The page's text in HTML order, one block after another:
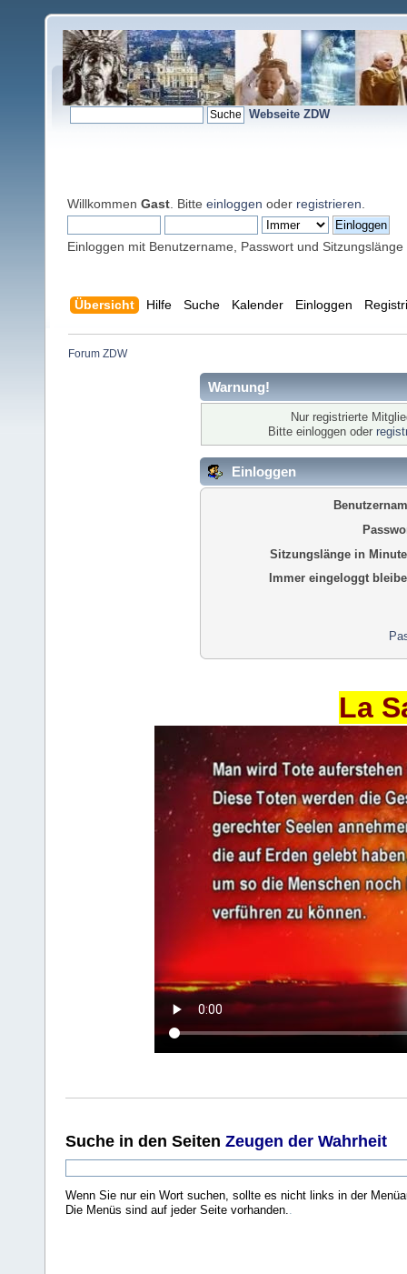
Webseite ZDW
Willkommen Gast . Bitte einloggen oder registrieren
Einloggen mit Benutzername, Passwort und Sitzungslänge
Übersicht Hilfe Suche Kalender Einloggen
Forum ZDW
Warnung!
Nur registrierte
Bitte einloggen oder
Einloggen
Sitzungslänge in
Immer eingeloggt
La
Suche in den Seiten Zeugen der Wahrheit
Wenn Sie nur ein Wort suchen, sollte es nicht links in der
Die Menüs sind auf jeder Seite vorhanden..